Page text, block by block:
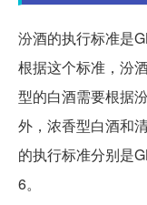
汾酒的执行标准是
根据这个标准，汾
型的白酒需要根据
外，浓香型白酒和
的执行标准分别是
6。